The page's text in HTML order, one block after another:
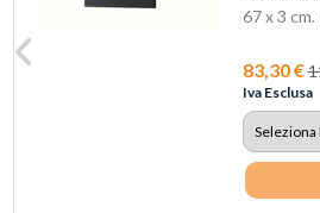
67 x 3
83,30 €
Iva Esclusa